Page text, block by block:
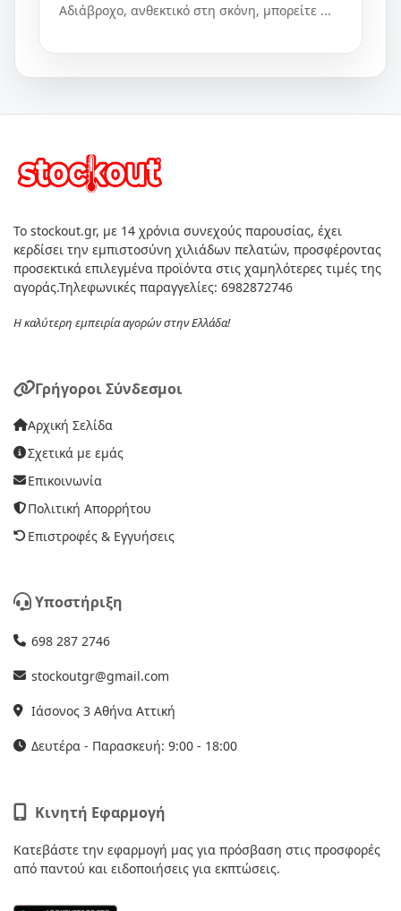
Αδιάβροχο, ανθεκτικό στη σκόνη, μπορείτε ...
Το stockout.gr, με 14 χρόνια συνεχούς παρουσίας, έχει
κερδίσει την εμπιστοσύνη χιλιάδων πελατών, προσφέροντας
προσεκτικά επιλεγμένα προϊόντα στις χαμηλότερες τιμές της
αγοράς.Τηλεφωνικές παραγγελίες: 6982872746
Η καλύτερη εμπειρία αγορών στην Ελλάδα!
Γρήγοροι Σύνδεσμοι
Αρχική Σελίδα
Σχετικά με εμάς
Επικοινωνία
Πολιτική Απορρήτου
Επιστροφές & Εγγυήσεις
Υποστήριξη
698 287 2746
stockoutgr@gmail.com
Ιάσονος 3 Αθήνα Αττική
Δευτέρα - Παρασκευή: 9:00 - 18:00
Κινητή Εφαρμογή
Κατεβάστε την εφαρμογή μας για πρόσβαση στις προσφορές
από παντού και ειδοποιήσεις για εκπτώσεις.